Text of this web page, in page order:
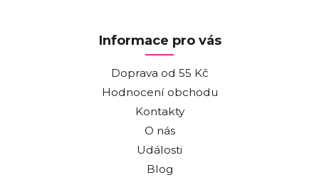
Informace pro vás
Doprava od 55 Kč
Hodnocení obchodu
Kontakty
O nás
Události
Blog